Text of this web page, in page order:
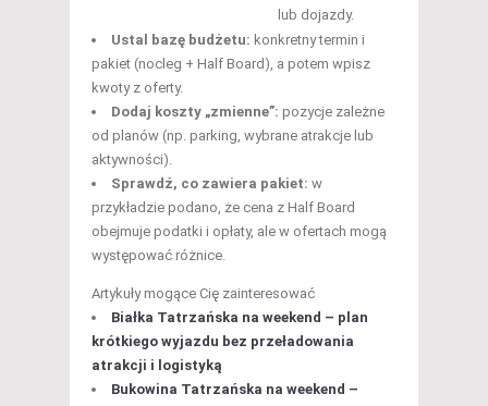
lub dojazdy.
Ustal bazę budżetu: konkretny termin i
pakiet (nocleg + Half Board), a potem wpisz
kwoty z oferty.
Dodaj koszty „zmienne”: pozycje zależne
od planów (np. parking, wybrane atrakcje lub
aktywności).
Sprawdź, co zawiera pakiet: w
przykładzie podano, że cena z Half Board
obejmuje podatki i opłaty, ale w ofertach mogą
występować różnice.
Artykuły mogące Cię zainteresować
Białka Tatrzańska na weekend – plan
krótkiego wyjazdu bez przeładowania
atrakcji i logistyką
Bukowina Tatrzańska na weekend –